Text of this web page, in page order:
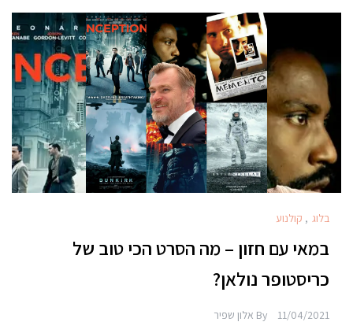
בלוג , קולנוע
במאי עם חזון – מה הסרט הכי טוב של
כריסטופר נולאן?
11/04/2021 אלון שפיר